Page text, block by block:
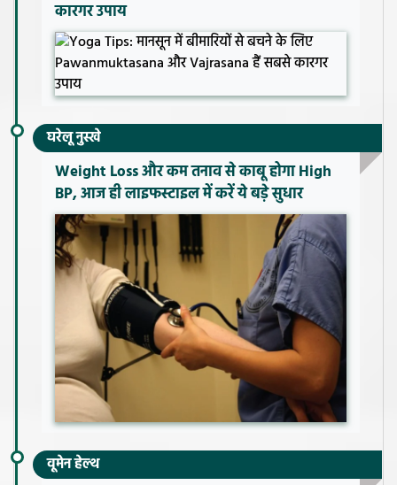
कारगर उपाय
घरेलू नुस्खे
Weight Loss और कम तनाव से काबू होगा High
BP, आज ही लाइफस्टाइल में करें ये बड़े सुधार
वूमेन हेल्थ